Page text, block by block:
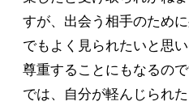
すが、出会う相手のため
でもよく見られたいと思
尊重することにもなるの
では、自分が軽んじられ